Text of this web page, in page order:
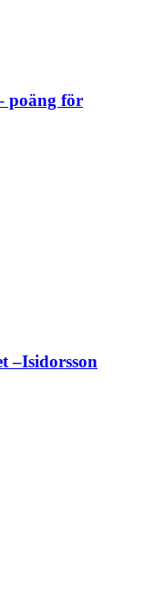
poäng för
–Isidorsson